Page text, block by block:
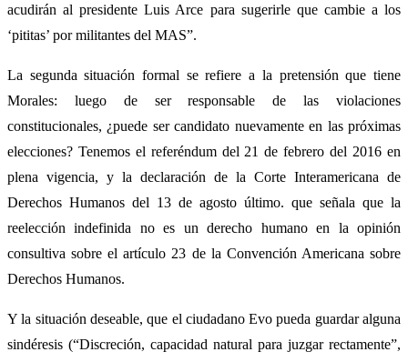
acudirán al presidente Luis Arce para sugerirle que cambie a los
‘pititas’ por militantes del MAS”.
La segunda situación formal se refiere a la pretensión que tiene
Morales: luego de ser responsable de las violaciones
constitucionales, ¿puede ser candidato nuevamente en las próximas
elecciones? Tenemos el referéndum del 21 de febrero del 2016 en
plena vigencia, y la declaración de la Corte Interamericana de
Derechos Humanos del 13 de agosto último. que señala que la
reelección indefinida no es un derecho humano en la opinión
consultiva sobre el artículo 23 de la Convención Americana sobre
Derechos Humanos.
Y la situación deseable, que el ciudadano Evo pueda guardar alguna
sindéresis (“Discreción, capacidad natural para juzgar rectamente”,